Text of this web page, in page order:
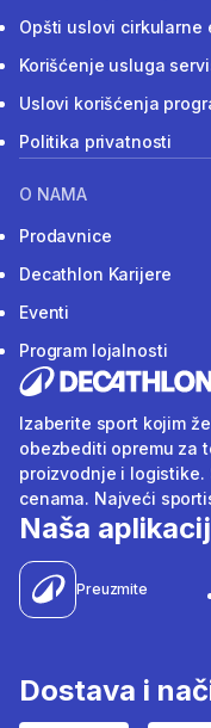
Opšti uslovi cirkularne
Korišćenje usluga
Uslovi korišćenja
Politika privatnosti
O NAMA
Prodavnice
Decathlon Karijere
Eventi
Program lojalnosti
Izaberite sport kojim
obezbediti opremu za
proizvodnje i logistike.
cenama. Najveći
Naša
Preuzmite
Dostava i